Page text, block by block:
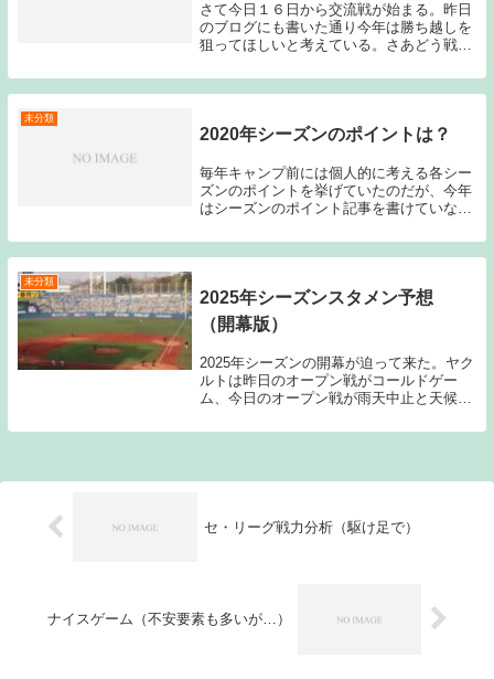
さて今日１６日から交流戦が始まる。昨日
のブログにも書いた通り今年は勝ち越しを
狙ってほしいと考えている。さあどう戦
マン、館山の４人を中心に回し、谷間に七
條もしくは村中を投入することになるだろ
未分類
2020年シーズンのポイントは？
毎年キャンプ前には個人的に考える各シー
ズンのポイントを挙げていたのだが、今年
はシーズンのポイント記事を書けていなか
あるのだが、書いてみたい。しかしみなさ
んご存知の通り「新型コロナウイルス」の
未分類
2025年シーズンスタメン予想
（開幕版）
2025年シーズンの開幕が迫って来た。ヤク
ルトは昨日のオープン戦がコールドゲー
ム、今日のオープン戦が雨天中止と天候に
けてという部分を考えると少しマイナスに
セ・リーグ戦力分析（駆け足で）
ナイスゲーム（不安要素も多いが…）